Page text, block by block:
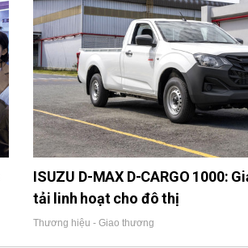
ISUZU D-MAX D-CARGO 1000:
tải linh hoạt cho đô thị
Thương hiệu - Giao thương